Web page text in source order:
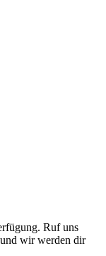
Ruf uns
wir werden dir